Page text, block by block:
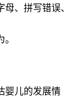
、拼写错误、
婴儿的发展情